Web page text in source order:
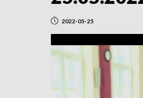
2022-05-25